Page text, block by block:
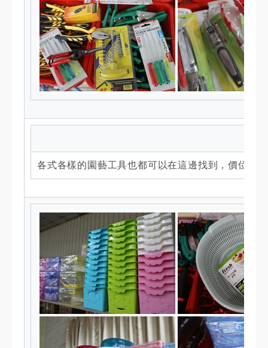
各式各樣的園藝工具也都可以在這邊找到，價位真